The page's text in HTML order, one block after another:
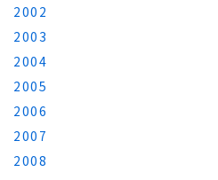
2002
2003
2004
2005
2006
2007
2008